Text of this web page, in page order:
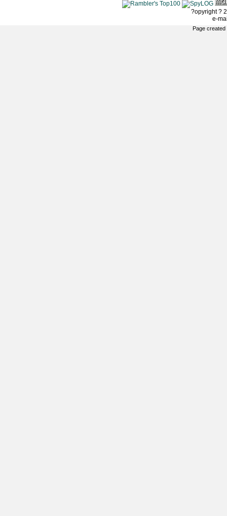
?opyright ?
e-
Page